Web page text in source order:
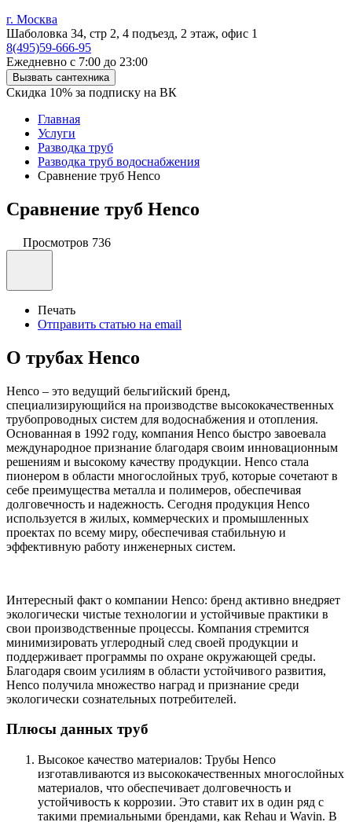
г. Москва
Шаболовка 34, стр 2, 4 подъезд, 2 этаж, офис 1
8(495)59-666-95
Ежедневно с 7:00 до 23:00
Вызвать сантехника
Скидка 10% за подписку на ВК
Главная
Услуги
Разводка труб
Разводка труб водоснабжения
Сравнение труб Henco
Сравнение труб Henco
Просмотров 736
Печать
Отправить статью на email
О трубах Henco
Henco – это ведущий бельгийский бренд,
специализирующийся на производстве высококачественных
трубопроводных систем для водоснабжения и отопления.
Основанная в 1992 году, компания Henco быстро завоевала
международное признание благодаря своим инновационным
решениям и высокому качеству продукции. Henco стала
пионером в области многослойных труб, которые сочетают в
себе преимущества металла и полимеров, обеспечивая
долговечность и надежность. Сегодня продукция Henco
используется в жилых, коммерческих и промышленных
проектах по всему миру, обеспечивая стабильную и
эффективную работу инженерных систем.
Интересный факт о компании Henco: бренд активно внедряет
экологически чистые технологии и устойчивые практики в
свои производственные процессы. Компания стремится
минимизировать углеродный след своей продукции и
поддерживает программы по охране окружающей среды.
Благодаря своим усилиям в области устойчивого развития,
Henco получила множество наград и признание среди
экологически сознательных потребителей.
Плюсы данных труб
Высокое качество материалов: Трубы Henco
изготавливаются из высококачественных многослойных
материалов, что обеспечивает долговечность и
устойчивость к коррозии. Это ставит их в один ряд с
такими премиальными брендами, как Rehau и Wavin. В